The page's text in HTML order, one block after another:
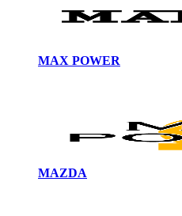
MAX POWER
MAZDA